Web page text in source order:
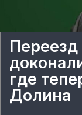
где
Долина